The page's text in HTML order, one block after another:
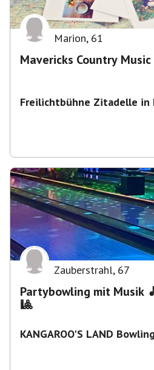
Marion, 61
Mavericks Country
Freilichtbühne Zitadelle in
Zauberstrahl, 67
Partybowling mit Musik
🎱
KANGAROO'S LAND